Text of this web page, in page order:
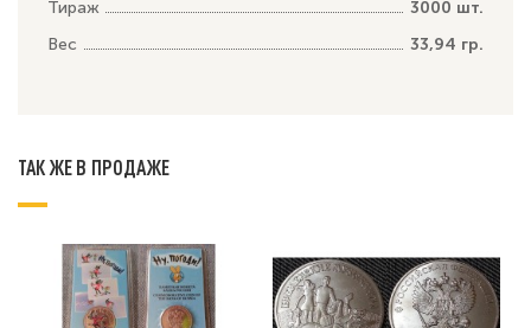
Тираж
3000 шт.
Вес
33,94 гр.
ТАК ЖЕ В ПРОДАЖЕ